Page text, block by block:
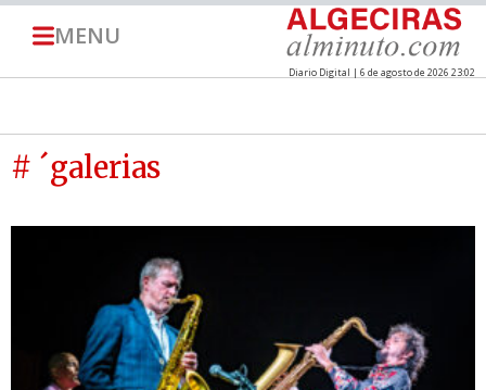
MENU
Diario Digital | 6 de agosto de 2026 23:02
# ´galerias